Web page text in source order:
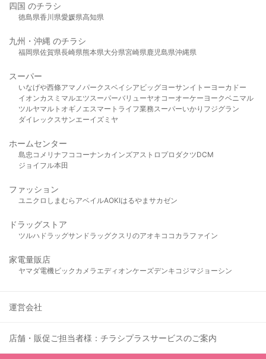
四国 のチラシ
徳島県香川県愛媛県高知県
九州・沖縄 のチラシ
福岡県佐賀県長崎県熊本県大分県宮崎県鹿児島県沖縄県
スーパー
いなげや西條アマノパークスベイシア ビッグヨーサンイトーヨーカドー
イオンカスミ マルエツスーパーバリューヤオコーオーケー ヨークベニマル
ツルヤマルト オギノ エスマート ライフ業務スーパーいかり フジグラン
ダイレックスサンエーイズミヤ
ホームセンター
島忠 コメリ ナフコ コーナンカインズアストロプロダクツDCM
ジョイフル本田
ファッション
ユニクロ しまむら アベイルAOKIはるやま サカゼン
ドラッグストア
ツルハドラッグサンドラッグクスリのアオキ ココカラファイン
家電量販店
ヤマダ電機ビックカメラ エディオンケーズデンキ コジマジョーシン
運営会社
店舗・販促ご担当者様：チラシプラスサービスのご案内